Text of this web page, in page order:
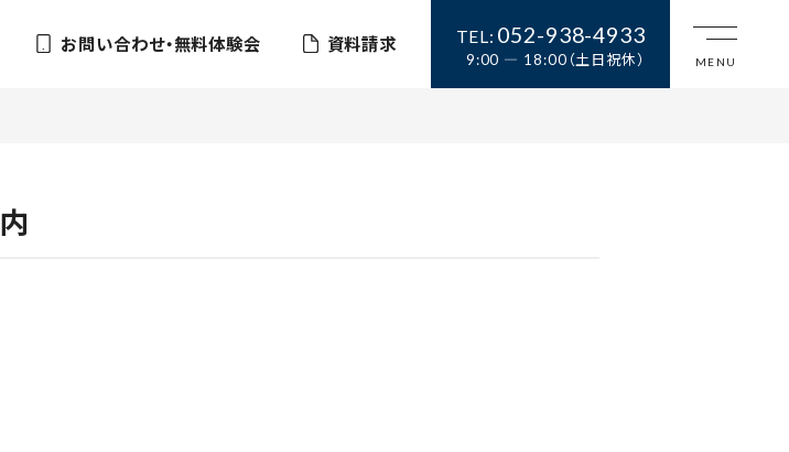
お問い合わせ・無料体験会 資料請求 TEL: 052-938-4933
9:00 ― 18:00（土日祝休）